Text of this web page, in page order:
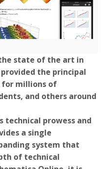
state of the art in
the principal
millions of
and others around
prowess and
a single
system that
of technical